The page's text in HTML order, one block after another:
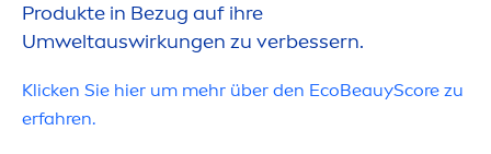
Produkte in Bezug auf ihre
Umweltauswirkungen zu verbessern.
Klicken Sie hier um mehr über den EcoBeauyScore zu
erfahren.